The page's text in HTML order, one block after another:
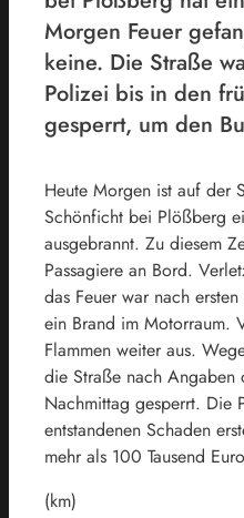
Morgen Feuer
keine. Die Straße
Polizei bis in den
gesperrt, um den
Heute Morgen ist auf der
Schönficht bei Plößberg
ausgebrannt. Zu diesem
Passagiere an Bord.
das Feuer war nach
ein Brand im Motorraum.
Flammen weiter aus.
die Straße nach
Nachmittag gesperrt. Die
entstandenen Schaden
mehr als 100 Tausend
(km)